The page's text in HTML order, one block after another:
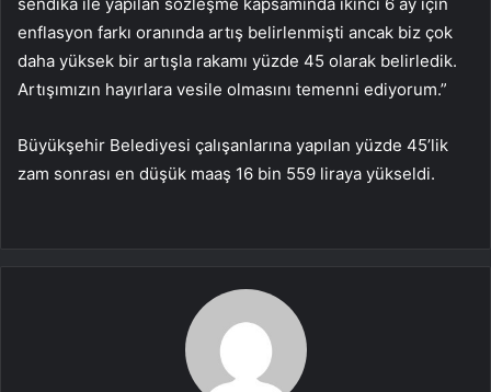
enflasyon farkı oranında artış belirlenmişti ancak biz çok
daha yüksek bir artışla rakamı yüzde 45 olarak belirledik.
Artışımızın hayırlara vesile olmasını temenni ediyorum.”
Büyükşehir Belediyesi çalışanlarına yapılan yüzde 45’lik
zam sonrası en düşük maaş 16 bin 559 liraya yükseldi.